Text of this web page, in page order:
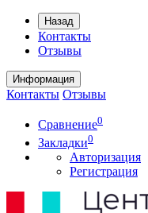
Назад
Контакты
Отзывы
Информация
Контакты Отзывы
Сравнение0
Закладки0
Авторизация
Регистрация